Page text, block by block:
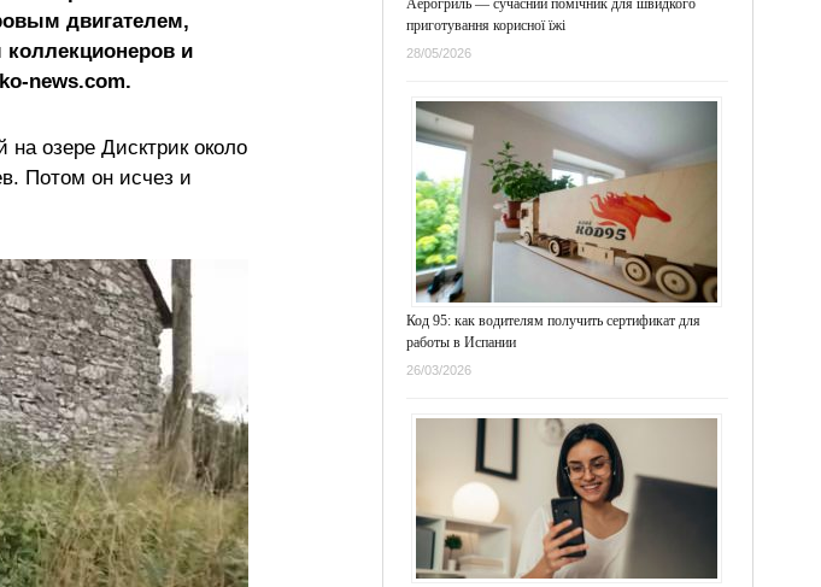
двигателем,
и
news.com.
озере Дисктрик около
Потом он исчез и
Аерогриль — сучасний помічник для швидкого
приготування корисної їжі
28/05/2026
Код 95: как водителям получить сертификат для
работы в Испании
26/03/2026